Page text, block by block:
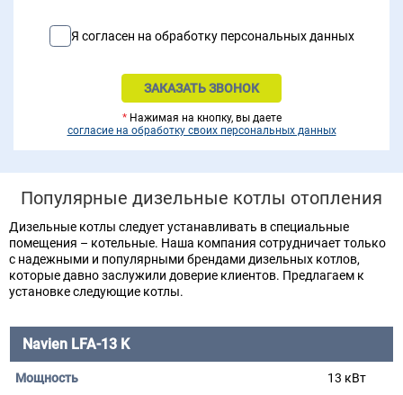
Я согласен на обработку персональных данных
*Нажимая на кнопку, вы даете
согласие на обработку своих персональных данных
Популярные дизельные котлы отопления
Дизельные котлы следует устанавливать в специальные
помещения – котельные. Наша компания сотрудничает только
с надежными и популярными брендами дизельных котлов,
которые давно заслужили доверие клиентов. Предлагаем к
установке следующие котлы.
Navien LFA-13 K
13 кВт